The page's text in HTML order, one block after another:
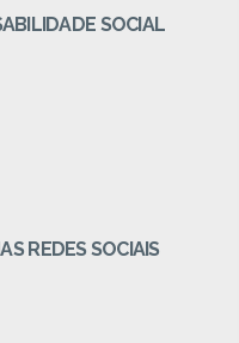
SOCIAL
REDES SOCIAIS